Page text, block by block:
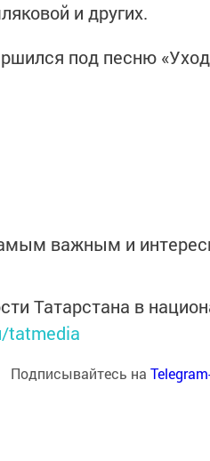
и других.
под песню
важным и
Татарстана в
tatmedia
Подписывайтесь на